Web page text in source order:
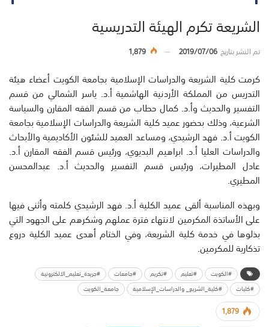
الشريعة تكرم الهيئة التدريسية
تم النشر بتاريخ2019/07/06
1,879
كرمت كلية الشريعة والدراسات الإسلامية بجامعة الكويت أعضاء هيئة
التدريس من المملكة الأردنية الهاشمية أ.د. ياسر الشمالي من قسم
التفسير والحديث وأ.د. كمال حطاب من قسم الفقه المقارن والسياسة
الشرعية، وذلك بحضور عميد كلية الشريعة والدراسات الإسلامية بجامعة
الكويت أ.د. فهد الرشيدي، ومساعد العميد للشئون الأكاديمية والأبحاث
والدراسات العليا أ.د. ابراهيم البديوي، ورئيس قسم الفقه المقارن أ.د.
عادل المطيرات، ورئيس قسم التفسير والحديث أ.د. عبدالمحسن
المطيري.
وبهذه المناسبة ألقى عميد الكلية أ.د. فهد الرشيدي كلمته وأثنى فيها
على الأساتذة المكرمين لانتهاء فترة عملهم وشكرهم على الجهود التي
بذلوها في خدمة كلية الشريعة، وفي الختام أهدى عميد الكلية دروع
تذكارية للمكرمين.
#الكويت #تعليم #تكريم #جامعات
#جريدة_تعليم_الالكترونية
#كليات
#كلية_الشريع_ والدراسات_الإسلامية جامعة_الكويت
1,879